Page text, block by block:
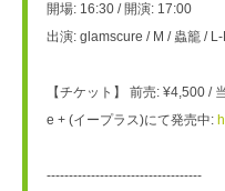
開場: 16:30 / 開演: 17:00
出演: glamscure / M / 蟲籠 /
【チケット】 前売: ¥4,500 /
e + (イープラス)にて発売中:
-----------------------------------